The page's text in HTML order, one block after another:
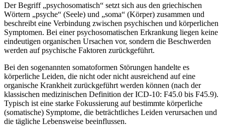
Der Begriff „psychosomatisch“ setzt sich aus den griechischen
Wörtern „psyche“ (Seele) und „soma“ (Körper) zusammen und
beschreibt eine Verbindung zwischen psychischen und körperlichen
Symptomen. Bei einer psychosomatischen Erkrankung liegen keine
eindeutigen organischen Ursachen vor, sondern die Beschwerden
werden auf psychische Faktoren zurückgeführt.
Bei den sogenannten somatoformen Störungen handelte es
körperliche Leiden, die nicht oder nicht ausreichend auf eine
organische Krankheit zurückgeführt werden können (nach der
klassischen medizinischen Definition der ICD-10: F45.0 bis F45.9).
Typisch ist eine starke Fokussierung auf bestimmte körperliche
(somatische) Symptome, die beträchtliches Leiden verursachen und
die tägliche Lebensweise beeinflussen.